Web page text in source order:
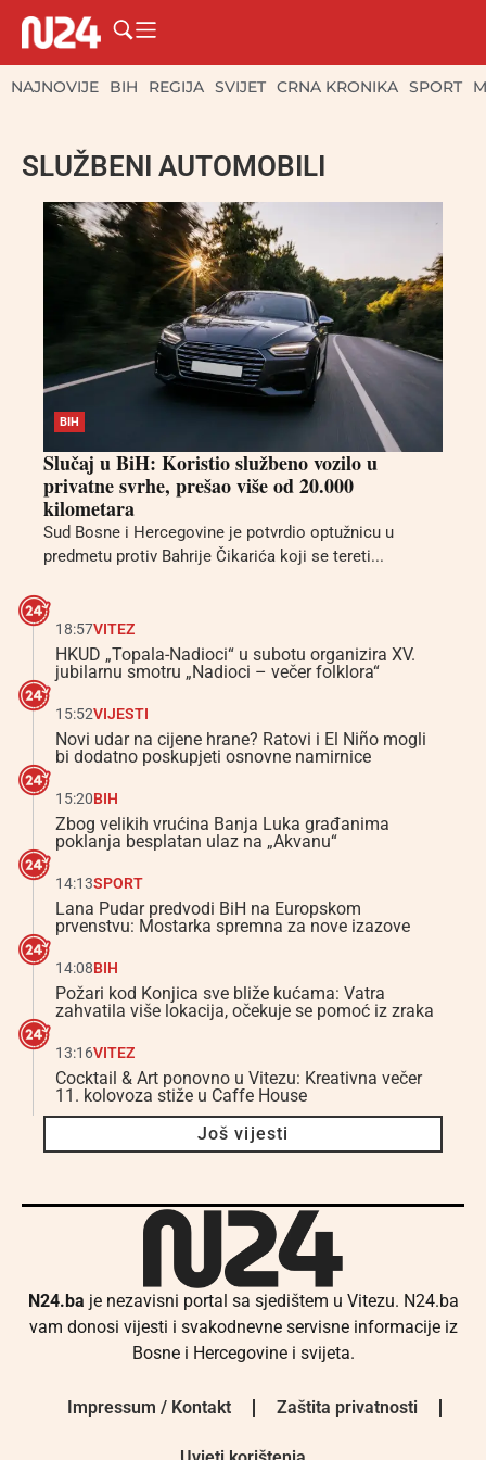
NAJNOVIJE BIH REGIJA SVIJET CRNA KRONIKA SPORT
SLUŽBENI AUTOMOBILI
BIH
Slučaj u BiH: Koristio službeno vozilo u
privatne svrhe, prešao više od 20.000
kilometara
Sud Bosne i Hercegovine je potvrdio optužnicu u
predmetu protiv Bahrije Čikarića koji se tereti...
18:57VITEZ
HKUD „Topala-Nadioci“ u subotu organizira XV.
jubilarnu smotru „Nadioci – večer folklora“
15:52VIJESTI
Novi udar na cijene hrane? Ratovi i El Niño mogli
bi dodatno poskupjeti osnovne namirnice
15:20BIH
Zbog velikih vrućina Banja Luka građanima
poklanja besplatan ulaz na „Akvanu“
14:13SPORT
Lana Pudar predvodi BiH na Europskom
prvenstvu: Mostarka spremna za nove izazove
14:08BIH
Požari kod Konjica sve bliže kućama: Vatra
zahvatila više lokacija, očekuje se pomoć iz zraka
13:16VITEZ
Cocktail & Art ponovno u Vitezu: Kreativna večer
11. kolovoza stiže u Caffe House
Još vijesti
N24.ba je nezavisni portal sa sjedištem u Vitezu. N24.ba
vam donosi vijesti i svakodnevne servisne informacije iz
Bosne i Hercegovine i svijeta.
Impressum / Kontakt Zaštita privatnosti